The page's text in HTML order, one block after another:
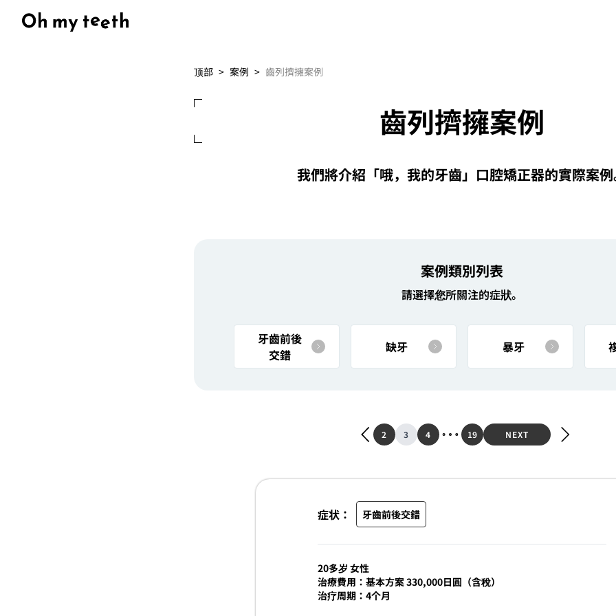
顶部 案例 齒列擠擁案例
齒列擠擁案例
我們將介紹「哦，我的牙齒」口腔矯正器的實際案
案例類別列表
請選擇您所關注的症狀。
牙齒前後
交錯
缺牙 暴牙
2 3 4 19 NEXT
症状： 牙齒前後交錯
20多岁 女性
治療費用：基本方案 330,000日圓（含稅）
治疗周期：4个月